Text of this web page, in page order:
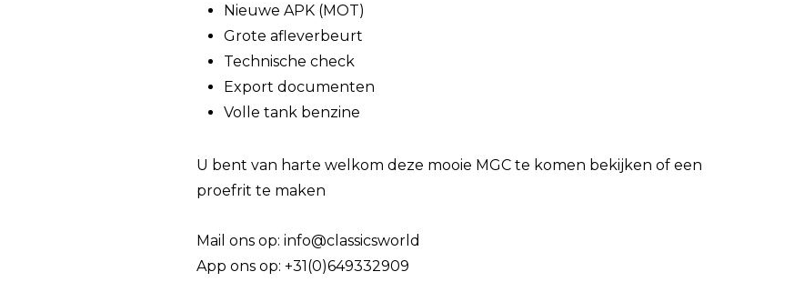
Nieuwe APK (MOT)
Grote afleverbeurt
Technische check
Export documenten
Volle tank benzine
U bent van harte welkom deze mooie MGC te komen bekijken of een
proefrit te maken
Mail ons op: info@classicsworld
App ons op: +31(0)649332909